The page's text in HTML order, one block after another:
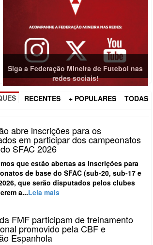
Siga a Federação Mineira de Futebol nas
redes sociais!
TODAS
+ POPULARES
RECENTES
abre inscrições para os
em participar dos campeonatos
SFAC 2026
que estão abertas as inscrições para
de base do SFAC (sub-20, sub-17 e
, que serão disputados pelos clubes
a...Leia mais
FMF participam de treinamento
promovido pela CBF e
Espanhola